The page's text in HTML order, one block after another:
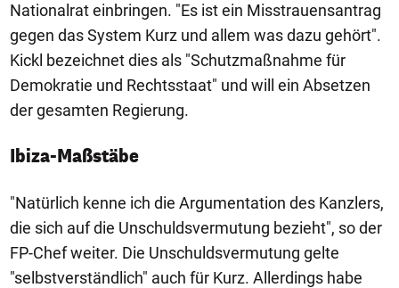
Nationalrat einbringen. "Es ist ein Misstrauensantrag
gegen das System Kurz und allem was dazu gehört".
Kickl bezeichnet dies als "Schutzmaßnahme für
Demokratie und Rechtsstaat" und will ein Absetzen
der gesamten Regierung.
Ibiza-Maßstäbe
"Natürlich kenne ich die Argumentation des Kanzlers,
die sich auf die Unschuldsvermutung bezieht", so der
FP-Chef weiter. Die Unschuldsvermutung gelte
"selbstverständlich" auch für Kurz. Allerdings habe